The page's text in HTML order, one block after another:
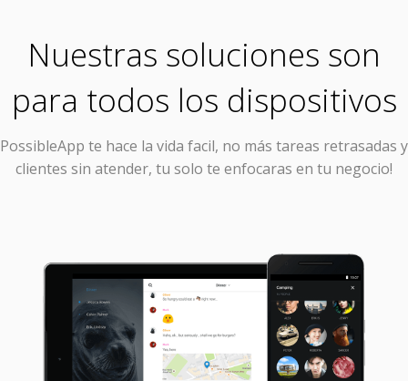
Nuestras soluciones son
para todos los dispositivos
PossibleApp te hace la vida facil, no más tareas retrasadas y
clientes sin atender, tu solo te enfocaras en tu negocio!